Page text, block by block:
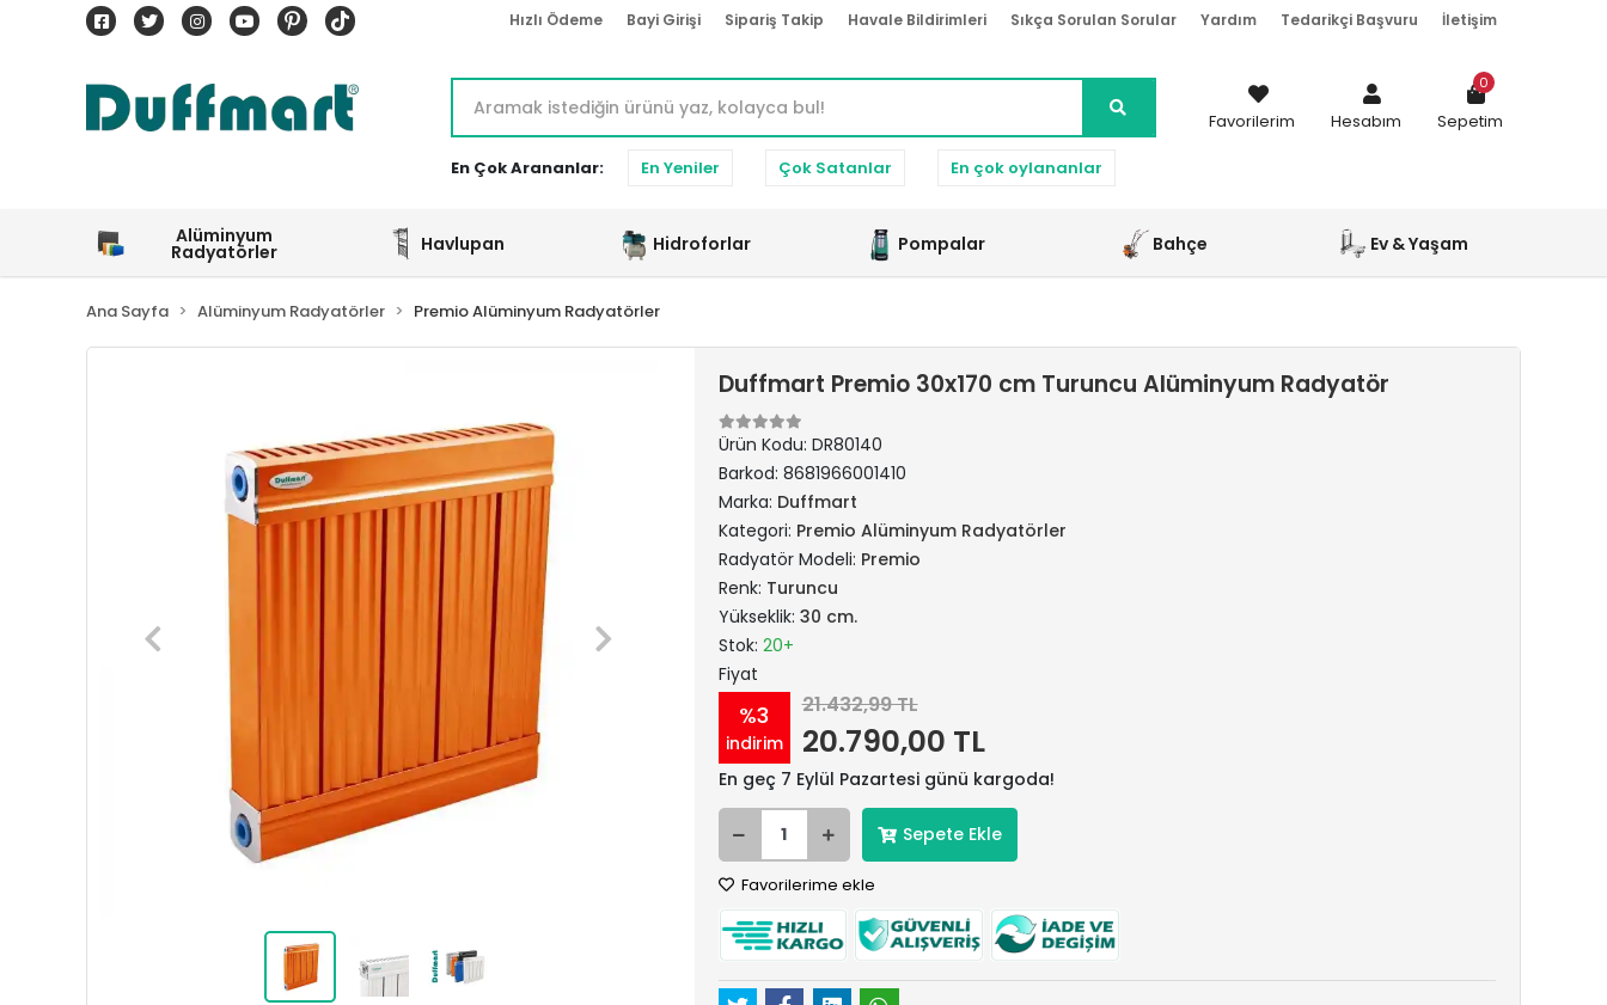
Hızlı Ödeme Bayi Girişi Sipariş Takip Havale Bildirimleri Sıkça Sorulan Sorular Yardım Tedarikçi Başvuru İletişim
En Çok Arananlar: En Yeniler Çok Satanlar En çok oylananlar
Favorilerim Hesabım Sepetim
0
Alüminyum
Radyatörler Havlupan Hidroforlar Pompalar Bahçe Ev & Yaşam
Ana Sayfa Alüminyum Radyatörler Premio Alüminyum Radyatörler
Duffmart Premio 30x170 cm Turuncu Alüminyum Radyatör
Ürün Kodu: DR80140
Barkod: 8681966001410
Marka: Duffmart
Kategori: Premio Alüminyum Radyatörler
Radyatör Modeli: Premio
Renk: Turuncu
Yükseklik: 30 cm.
Stok: 20+
Fiyat
%3
indirim
21.432,99 TL
20.790,00 TL
En geç 7 Eylül Pazartesi günü kargoda!
Sepete Ekle
Favorilerime ekle